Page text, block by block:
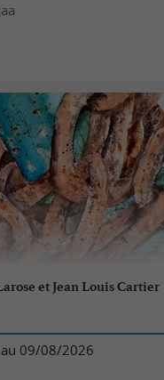
et Jean Louis Cartier
09/08/2026